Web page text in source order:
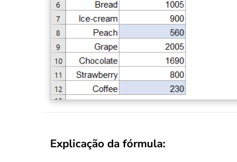
Explicação da fórmula: